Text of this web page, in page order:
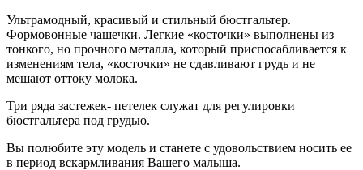
Ультрамодный, красивый и стильный бюстгальтер.
Формовонные чашечки. Легкие «косточки» выполнены из
тонкого, но прочного металла, который приспосабливается к
изменениям тела, «косточки» не сдавливают грудь и не
мешают оттоку молока.
Три ряда застежек- петелек служат для регулировки
бюстгальтера под грудью.
Вы полюбите эту модель и станете с удовольствием носить ее
в период вскармливания Вашего малыша.